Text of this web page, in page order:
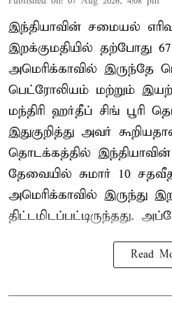
இந்தியாவின் சமையல்
இறக்குமதியில் தற்போது
அமெரிக்காவில் இருந்தே
பெட்ரோலியம் மற்றும்
மந்திரி ஹர்தீப் சிங் பூரி
இதுகுறித்து அவர்
தொடக்கத்தில்
தேவையில் சுமார் 10
அமெரிக்காவில் இருந்து
திட்டமிடப்பட்டிருந்தது.
Read